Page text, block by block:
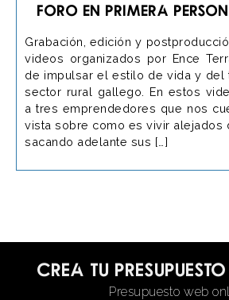
Foro en Primera
Grabación, edición y
videos organizados por Ence
de impulsar el estilo de vida y del
sector rural gallego. En estos
a tres emprendedores que nos
vista sobre como es vivir alejados
sacando adelante sus […]
Crea tu
Presupuesto web